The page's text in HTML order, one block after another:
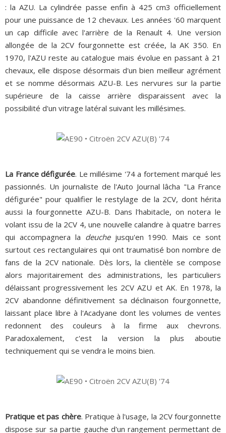
: la AZU. La cylindrée passe enfin à 425 cm3 officiellement
pour une puissance de 12 chevaux. Les années '60 marquent
un cap difficile avec l'arrière de la Renault 4. Une version
allongée de la 2CV fourgonnette est créée, la AK 350. En
1970, l'AZU reste au catalogue mais évolue en passant à 21
chevaux, elle dispose désormais d'un bien meilleur agrément
et se nomme désormais AZU-B. Les nervures sur la partie
supérieure de la caisse arrière disparaissent avec la
possibilité d'un vitrage latéral suivant les millésimes.
La France défigurée. Le millésime '74 a fortement marqué les
passionnés. Un journaliste de l'Auto Journal lâcha "La France
défigurée" pour qualifier le restylage de la 2CV, dont hérita
aussi la fourgonnette AZU-B. Dans l'habitacle, on notera le
volant issu de la 2CV 4, une nouvelle calandre à quatre barres
qui accompagnera la deuchejusqu'en 1990. Mais ce sont
surtout ces rectangulaires qui ont traumatisé bon nombre de
fans de la 2CV nationale. Dès lors, la clientèle se compose
alors majoritairement des administrations, les particuliers
délaissant progressivement les 2CV AZU et AK. En 1978, la
2CV abandonne définitivement sa déclinaison fourgonnette,
laissant place libre à l'Acadyane dont les volumes de ventes
redonnent des couleurs à la firme aux chevrons.
Paradoxalement, c'est la version la plus aboutie
techniquement qui se vendra le moins bien.
Pratique et pas chère. Pratique à l'usage, la 2CV fourgonnette
dispose sur sa partie gauche d'un rangement permettant de